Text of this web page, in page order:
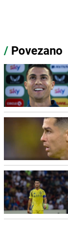
/ Povezano